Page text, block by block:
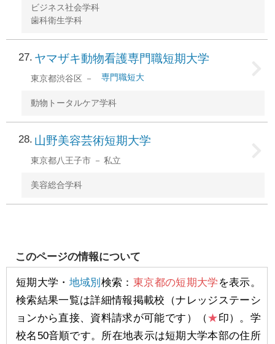
ビジネス社会学科
歯科衛生学科
27 ヤマザキ動物看護専門職短期大学
東京都渋谷区 専門職短大
動物トータルケア学科
28 山野美容芸術短期大学
東京都八王子市 私立
美容総合学科
このページの情報について
短期大学・ 地域別 検索： 東京都の短期大学 を表示。
検索結果一覧は詳細情報掲載校（ナレッジステーシ
ョンから直接、資料請求が可能です）（★印）。学
校名50音順です。所在地表示は短期大学本部の住所